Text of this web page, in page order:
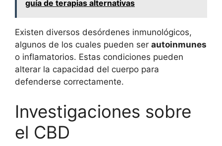
guía de terapias alternativas
Existen diversos desórdenes inmunológicos,
algunos de los cuales pueden ser autoinmunes
o inflamatorios. Estas condiciones pueden
alterar la capacidad del cuerpo para
defenderse correctamente.
Investigaciones sobre
el CBD